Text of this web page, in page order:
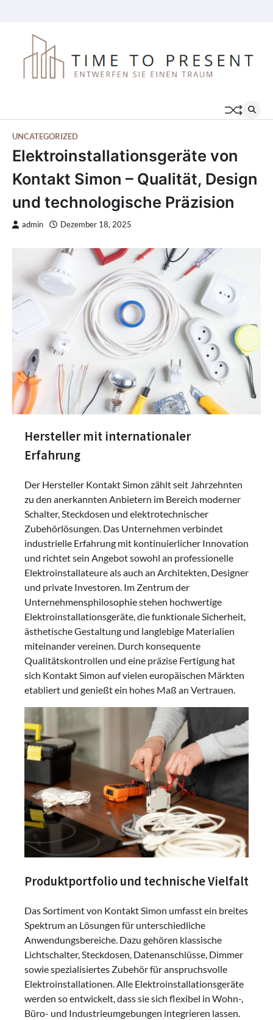
content
UNCATEGORIZED
Elektroinstallationsgeräte von
Kontakt Simon – Qualität, Design
und technologische Präzision
admin Dezember 18, 2025
Hersteller mit internationaler
Erfahrung
Der Hersteller Kontakt Simon zählt seit Jahrzehnten
zu den anerkannten Anbietern im Bereich moderner
Schalter, Steckdosen und elektrotechnischer
Zubehörlösungen. Das Unternehmen verbindet
industrielle Erfahrung mit kontinuierlicher Innovation
und richtet sein Angebot sowohl an professionelle
Elektroinstallateure als auch an Architekten, Designer
und private Investoren. Im Zentrum der
Unternehmensphilosophie stehen hochwertige
Elektroinstallationsgeräte, die funktionale Sicherheit,
ästhetische Gestaltung und langlebige Materialien
miteinander vereinen. Durch konsequente
Qualitätskontrollen und eine präzise Fertigung hat
sich Kontakt Simon auf vielen europäischen Märkten
etabliert und genießt ein hohes Maß an Vertrauen.
Produktportfolio und technische Vielfalt
Das Sortiment von Kontakt Simon umfasst ein breites
Spektrum an Lösungen für unterschiedliche
Anwendungsbereiche. Dazu gehören klassische
Lichtschalter, Steckdosen, Datenanschlüsse, Dimmer
sowie spezialisiertes Zubehör für anspruchsvolle
Elektroinstallationen. Alle Elektroinstallationsgeräte
werden so entwickelt, dass sie sich flexibel in Wohn-,
Büro- und Industrieumgebungen integrieren lassen.